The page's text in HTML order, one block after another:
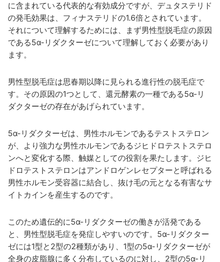
に含まれている代表的な有効成分ですが、デュタステリド
の発毛効果は、フィナステリドの1.6倍とされています。
それについて理解するためには、まず男性型脱毛症の原因
である5α-リダクターゼについて理解しておく必要があり
ます。
男性型脱毛症は思春期以降に見られる進行性の脱毛症で
す。その原因の1つとして、還元酵素の一種である5α-リ
ダクターゼの存在があげられています。
5α-リダクターゼは、男性ホルモンであるテストステロン
が、より強力な男性ホルモンであるジヒドロテストステロ
ンへと変化する際、触媒としての役割を果たします。ジヒ
ドロテストステロンはアンドロゲンレセプターと呼ばれる
男性ホルモン受容器に結合し、抜け毛の元となる有害なサ
イトカインを産生するのです。
このため遺伝的に5α-リダクターゼの働きが活発である
と、男性型脱毛症を発症しやすいのです。5α-リダクター
ゼには1型と2型の2種類があり、1型の5α-リダクターゼが
全身の皮脂腺に多く分布しているのに対し、2型の5α-リ